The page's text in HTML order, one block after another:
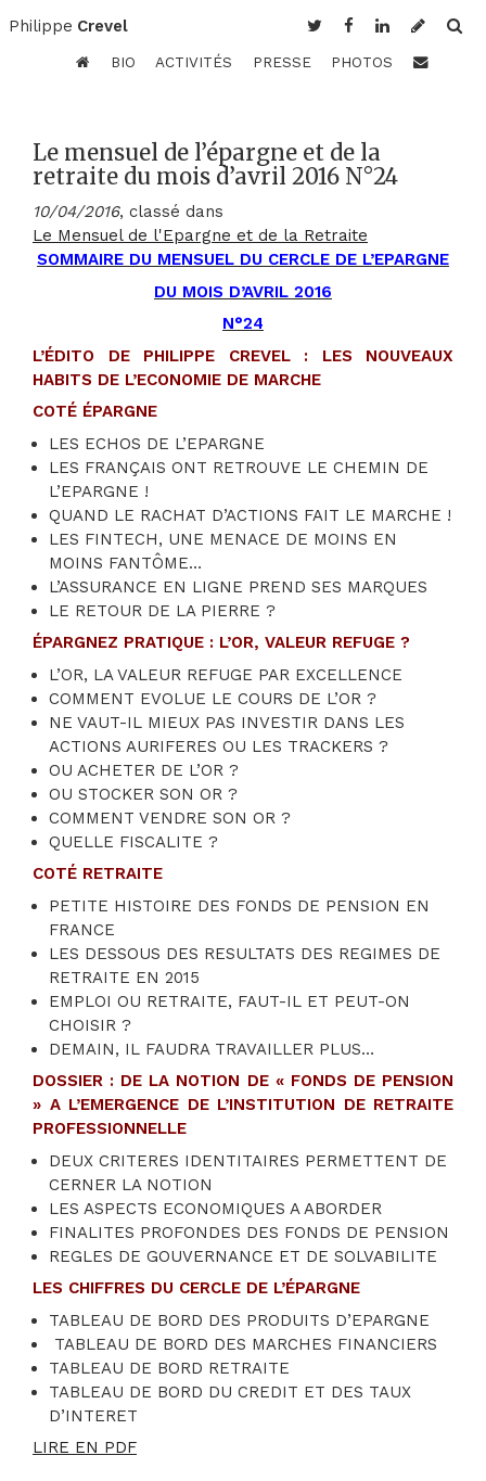
Philippe Crevel
BIO ACTIVITÉS PRESSE PHOTOS
Le mensuel de l’épargne et de la
retraite du mois d’avril 2016 N°24
10/04/2016, classé dans
Le Mensuel de l'Epargne et de la Retraite
SOMMAIRE DU MENSUEL DU CERCLE DE L’EPARGNE
DU MOIS D’AVRIL 2016
N°24
L’ÉDITO DE PHILIPPE CREVEL : LES NOUVEAUX
HABITS DE L’ECONOMIE DE MARCHE
COTÉ ÉPARGNE
LES ECHOS DE L’EPARGNE
LES FRANÇAIS ONT RETROUVE LE CHEMIN DE
L’EPARGNE !
QUAND LE RACHAT D’ACTIONS FAIT LE MARCHE !
LES FINTECH, UNE MENACE DE MOINS EN
MOINS FANTÔME…
L’ASSURANCE EN LIGNE PREND SES MARQUES
LE RETOUR DE LA PIERRE ?
ÉPARGNEZ PRATIQUE : L’OR, VALEUR REFUGE ?
L’OR, LA VALEUR REFUGE PAR EXCELLENCE
COMMENT EVOLUE LE COURS DE L’OR ?
NE VAUT-IL MIEUX PAS INVESTIR DANS LES
ACTIONS AURIFERES OU LES TRACKERS ?
OU ACHETER DE L’OR ?
OU STOCKER SON OR ?
COMMENT VENDRE SON OR ?
QUELLE FISCALITE ?
COTÉ RETRAITE
PETITE HISTOIRE DES FONDS DE PENSION EN
FRANCE
LES DESSOUS DES RESULTATS DES REGIMES DE
RETRAITE EN 2015
EMPLOI OU RETRAITE, FAUT-IL ET PEUT-ON
CHOISIR ?
DEMAIN, IL FAUDRA TRAVAILLER PLUS…
DOSSIER : DE LA NOTION DE « FONDS DE PENSION
» A L’EMERGENCE DE L’INSTITUTION DE RETRAITE
PROFESSIONNELLE
DEUX CRITERES IDENTITAIRES PERMETTENT DE
CERNER LA NOTION
LES ASPECTS ECONOMIQUES A ABORDER
FINALITES PROFONDES DES FONDS DE PENSION
REGLES DE GOUVERNANCE ET DE SOLVABILITE
LES CHIFFRES DU CERCLE DE L’ÉPARGNE
TABLEAU DE BORD DES PRODUITS D’EPARGNE
TABLEAU DE BORD DES MARCHES FINANCIERS
TABLEAU DE BORD RETRAITE
TABLEAU DE BORD DU CREDIT ET DES TAUX
D’INTERET
LIRE EN PDF